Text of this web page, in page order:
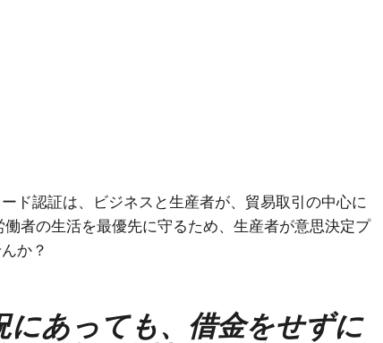
ド認証は、ビジネスと生産者が、貿易取引の中心に
者の生活を最優先に守るため、生産者が意思決定プ
か？
にあっても、借金をせずに